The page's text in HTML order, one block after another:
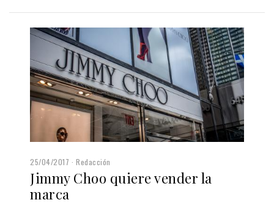
25/04/2017 Redacción
Jimmy Choo quiere vender la
marca